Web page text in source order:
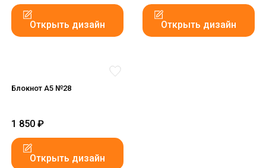
Открыть дизайн Открыть дизайн
Блокнот А5 №28
1 850 ₽
Открыть дизайн